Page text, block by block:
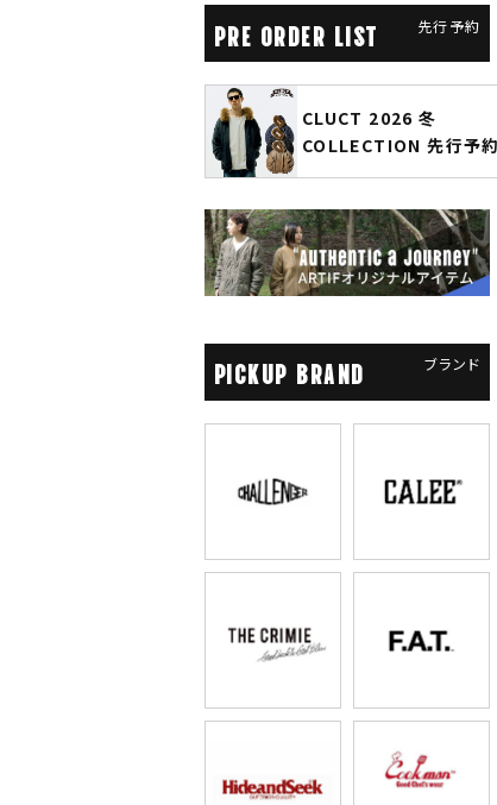
PRE ORDER LIST 先行予約
glamb × 劇場版『チェン
ソーマン レゼ篇』第2弾
先行予約
PICKUP BRAND ブランド